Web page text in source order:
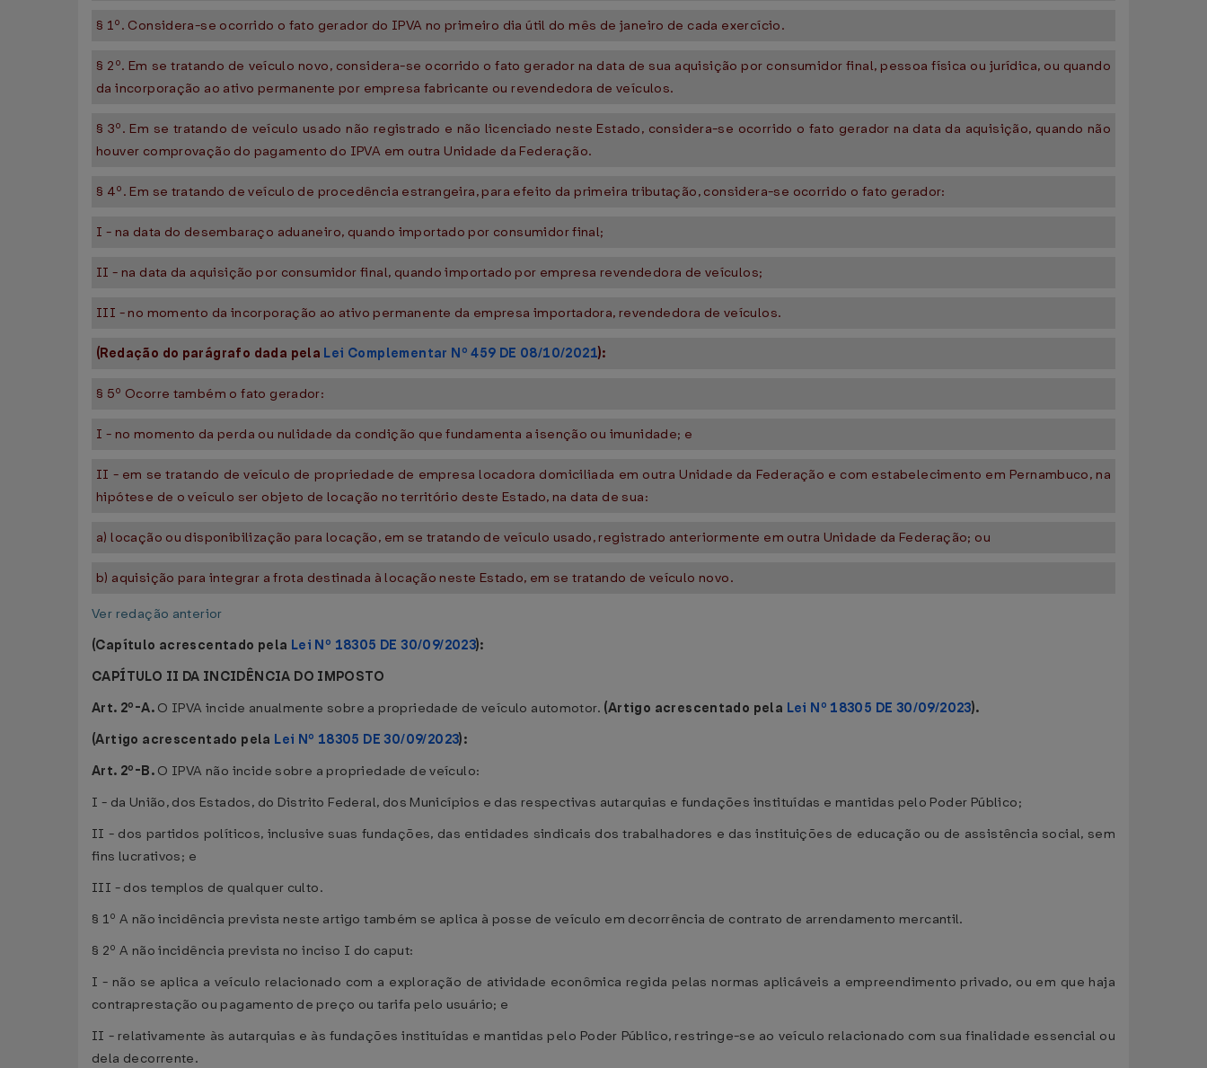
§ 1º. Considera-se ocorrido o fato gerador do IPVA no primeiro dia útil do mês de janeiro de cada exercício.
§ 2º. Em se tratando de veículo novo, considera-se ocorrido o fato gerador na data de sua aquisição por consumidor final, pessoa física ou jurídica, ou quando
da incorporação ao ativo permanente por empresa fabricante ou revendedora de veículos.
§ 3º. Em se tratando de veículo usado não registrado e não licenciado neste Estado, considera-se ocorrido o fato gerador na data da aquisição, quando não
houver comprovação do pagamento do IPVA em outra Unidade da Federação.
§ 4º. Em se tratando de veículo de procedência estrangeira, para efeito da primeira tributação, considera-se ocorrido o fato gerador:
I - na data do desembaraço aduaneiro, quando importado por consumidor final;
II - na data da aquisição por consumidor final, quando importado por empresa revendedora de veículos;
III - no momento da incorporação ao ativo permanente da empresa importadora, revendedora de veículos.
(Redação do parágrafo dada pela Lei Complementar Nº 459 DE 08/10/2021):
§ 5º Ocorre também o fato gerador:
I - no momento da perda ou nulidade da condição que fundamenta a isenção ou imunidade; e
II - em se tratando de veículo de propriedade de empresa locadora domiciliada em outra Unidade da Federação e com estabelecimento em Pernambuco, na
hipótese de o veículo ser objeto de locação no território deste Estado, na data de sua:
a) locação ou disponibilização para locação, em se tratando de veículo usado, registrado anteriormente em outra Unidade da Federação; ou
b) aquisição para integrar a frota destinada à locação neste Estado, em se tratando de veículo novo.
Ver redação anterior
(Capítulo acrescentado pela Lei Nº 18305 DE 30/09/2023):
CAPÍTULO II DA INCIDÊNCIA DO IMPOSTO
Art. 2º-A.O IPVA incide anualmente sobre a propriedade de veículo automotor. (Artigo acrescentado pela Lei Nº 18305 DE 30/09/2023).
(Artigo acrescentado pela Lei Nº 18305 DE 30/09/2023):
Art. 2º-B.O IPVA não incide sobre a propriedade de veículo:
I - da União, dos Estados, do Distrito Federal, dos Municípios e das respectivas autarquias e fundações instituídas e mantidas pelo Poder Público;
II - dos partidos políticos, inclusive suas fundações, das entidades sindicais dos trabalhadores e das instituições de educação ou de assistência social, sem
fins lucrativos; e
III - dos templos de qualquer culto.
§ 1º A não incidência prevista neste artigo também se aplica à posse de veículo em decorrência de contrato de arrendamento mercantil.
§ 2º A não incidência prevista no inciso I do caput:
I - não se aplica a veículo relacionado com a exploração de atividade econômica regida pelas normas aplicáveis a empreendimento privado, ou em que haja
contraprestação ou pagamento de preço ou tarifa pelo usuário; e
II - relativamente às autarquias e às fundações instituídas e mantidas pelo Poder Público, restringe-se ao veículo relacionado com sua finalidade essencial ou
dela decorrente.